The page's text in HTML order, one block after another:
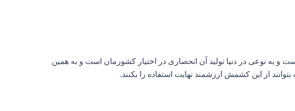
و به نوعی در دنیا تولید آن انحصاری در اختیار کشورمان است و به همین
از این کشمش ارزشمند نهایت استفاده را بکنند.